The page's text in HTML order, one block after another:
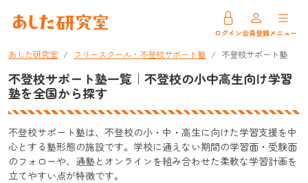
ログイン会員登録メニュー
あした研究室 フリースクール・不登校サポート塾 不登校サポート塾
不登校サポート塾一覧｜不登校の小中高生向け学習
塾を全国から探す
不登校サポート塾は、不登校の小・中・高生に向けた学習支援を中
心とする塾形態の施設です。学校に通えない期間の学習面・受験面
のフォローや、通塾とオンラインを組み合わせた柔軟な学習計画を
立てやすい点が特徴です。